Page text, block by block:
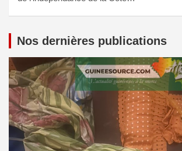
Nos dernières publications